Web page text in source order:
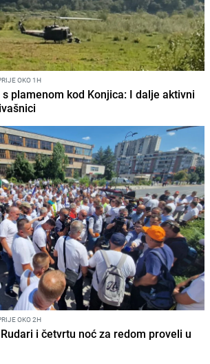
OKO 1H
plamenom kod Konjica: I dalje aktivni
OKO 2H
i četvrtu noć za redom proveli u